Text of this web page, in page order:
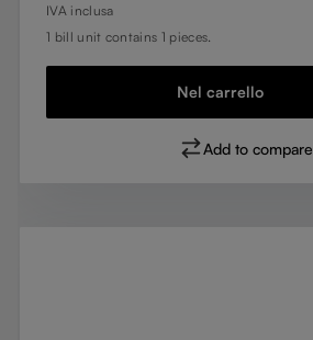
IVA inclusa
1 bill unit contains 1 pieces.
Nel carrello
Add to compare